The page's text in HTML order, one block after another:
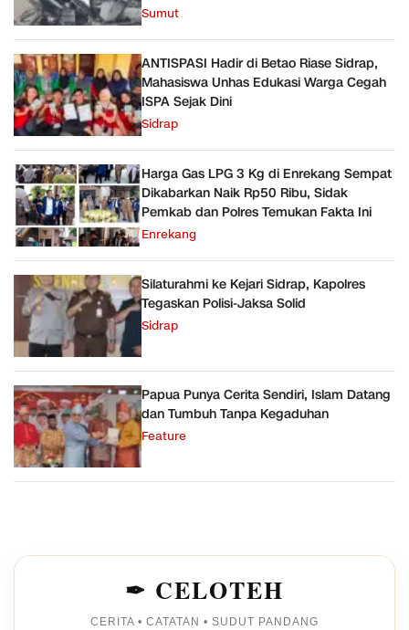
Sumut
ANTISPASI Hadir di Betao Riase Sidrap,
Mahasiswa Unhas Edukasi Warga Cegah
ISPA Sejak Dini
Sidrap
Harga Gas LPG 3 Kg di Enrekang Sempat
Dikabarkan Naik Rp50 Ribu, Sidak
Pemkab dan Polres Temukan Fakta Ini
Enrekang
Silaturahmi ke Kejari Sidrap, Kapolres
Tegaskan Polisi-Jaksa Solid
Sidrap
Papua Punya Cerita Sendiri, Islam Datang
dan Tumbuh Tanpa Kegaduhan
Feature
✒ CELOTEH
CERITA • CATATAN • SUDUT PANDANG